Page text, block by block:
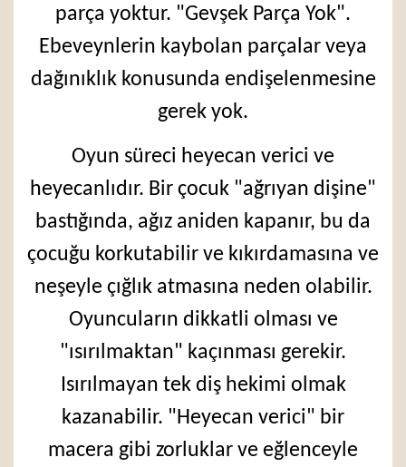
parça yoktur. "Gevşek Parça Yok".
Ebeveynlerin kaybolan parçalar veya
dağınıklık konusunda endişelenmesine
gerek yok.
Oyun süreci heyecan verici ve
heyecanlıdır. Bir çocuk "ağrıyan dişine"
bastığında, ağız aniden kapanır, bu da
çocuğu korkutabilir ve kıkırdamasına ve
neşeyle çığlık atmasına neden olabilir.
Oyuncuların dikkatli olması ve
"ısırılmaktan" kaçınması gerekir.
Isırılmayan tek diş hekimi olmak
kazanabilir. "Heyecan verici" bir
macera gibi zorluklar ve eğlenceyle